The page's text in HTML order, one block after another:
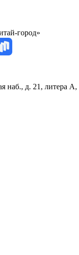
город»
наб., д. 21, литера А,